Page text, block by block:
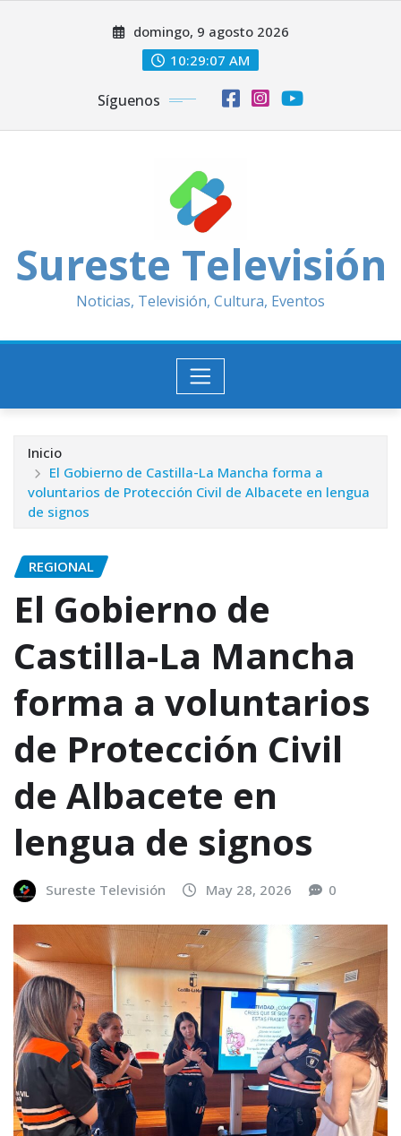
domingo, 9 agosto 2026
10:29:09 AM
Síguenos
Sureste Televisión
Noticias, Televisión, Cultura, Eventos
Inicio
El Gobierno de Castilla-La Mancha forma a
voluntarios de Protección Civil de Albacete en lengua
de signos
REGIONAL
El Gobierno de
Castilla-La Mancha
forma a voluntarios
de Protección Civil
de Albacete en
lengua de signos
Sureste Televisión May 28, 2026 0